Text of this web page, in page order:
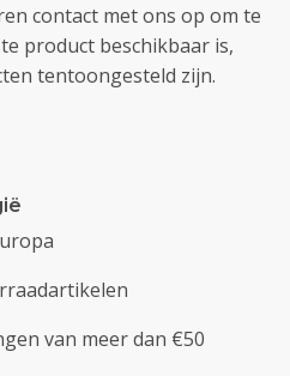
contact met ons op om te
product beschikbaar is,
tentoongesteld zijn.
van meer dan €50